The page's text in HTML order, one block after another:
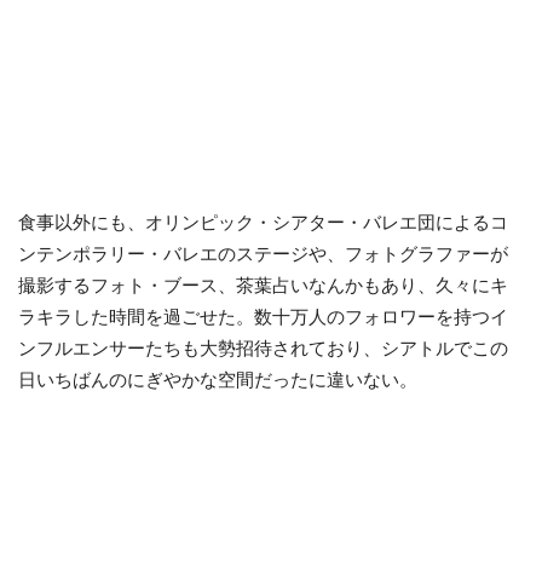
食事以外にも、オリンピック・シアター・バレエ団によるコ
ンテンポラリー・バレエのステージや、フォトグラファーが
撮影するフォト・ブース、茶葉占いなんかもあり、久々にキ
ラキラした時間を過ごせた。数十万人のフォロワーを持つイ
ンフルエンサーたちも大勢招待されており、シアトルでこの
日いちばんのにぎやかな空間だったに違いない。